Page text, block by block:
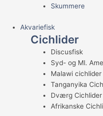
Skummere
Akvariefisk
Cichlider
Discusfisk
Syd- og Ml.
Malawi cichlider
Tanganyika
Dværg Cichlider
Afrikanske